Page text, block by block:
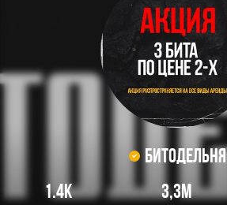
БИТОДЕЛЬНЯ
1.4K
3,3M